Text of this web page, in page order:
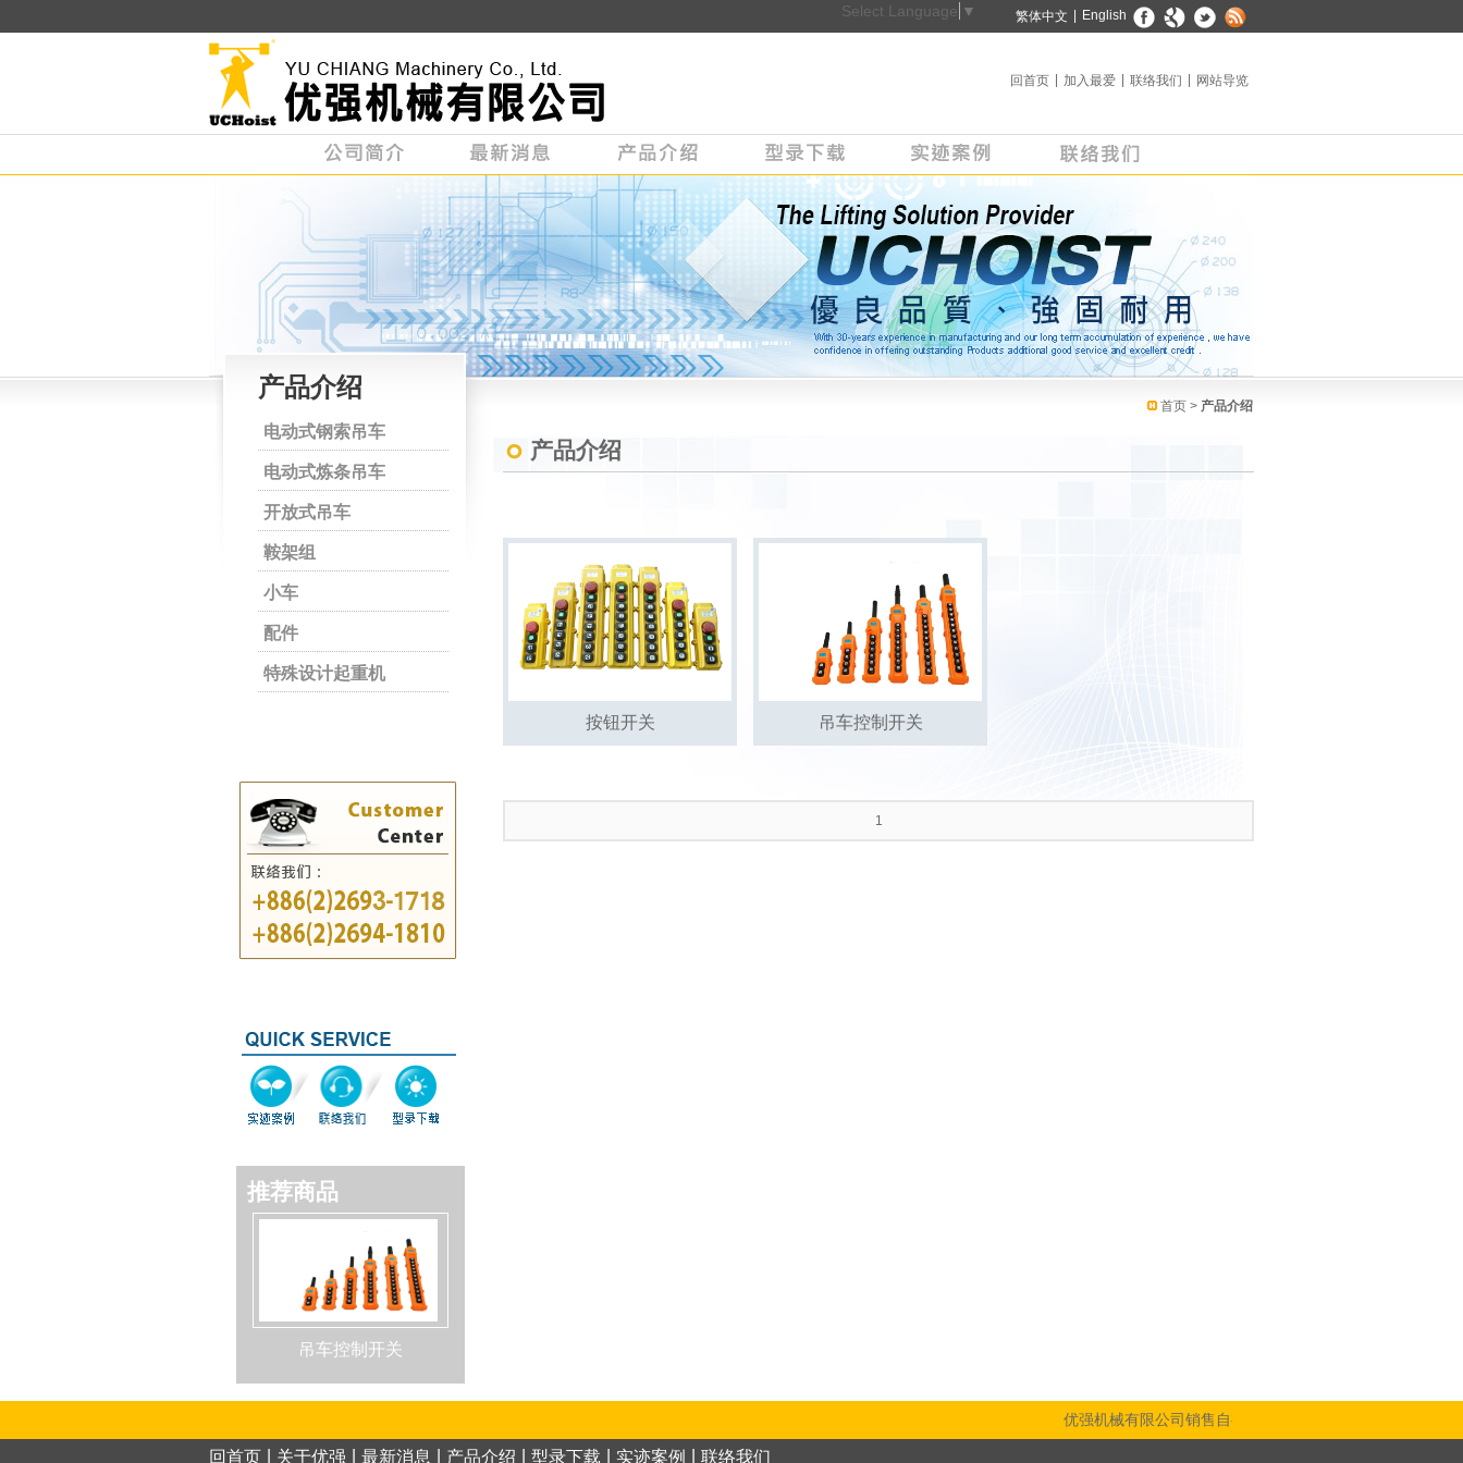
Select Language ▼ 繁体中文 English
回首页 加入最爱 联络我们 网站导览
产品介绍
电动式钢索吊车
电动式炼条吊车
开放式吊车
鞍架组
小车
配件
特殊设计起重机
推荐商品
吊车控制开关
首页 > 产品介绍
产品介绍
按钮开关 吊车控制开关
1
优强机械有限公司销售自有品牌之钢索式电动吊车丶载货
回首页 关于优强 最新消息 产品介绍 型录下载 实迹案例 联络我们